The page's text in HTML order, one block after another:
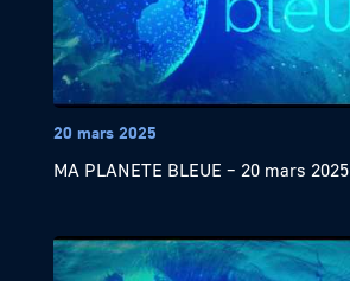
20 mars 2025
MA PLANETE BLEUE – 20 mars 2025